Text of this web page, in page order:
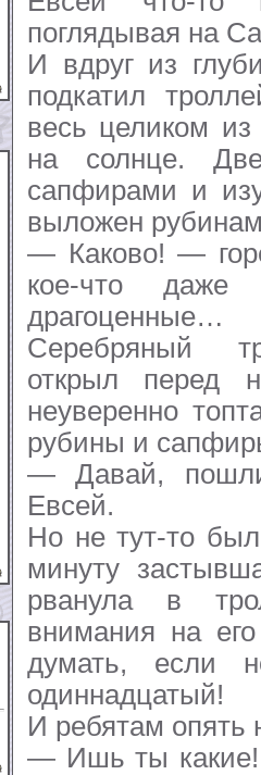
поглядывая на
И вдруг из
подкатил
весь целиком
на солнце.
сапфирами и
выложен
— Каково! —
кое-что даже
драгоценные…
Серебряный
открыл перед
неуверенно
рубины и
— Давай,
Евсей.
Но не тут-то
минуту
рванула в
внимания на
думать, если
одиннадцатый!
И ребятам опять
— Ишь ты какие!